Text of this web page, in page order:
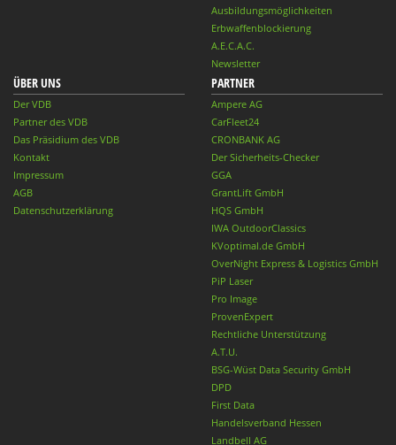
Ausbildungsmöglichkeiten
Erbwaffenblockierung
A.E.C.A.C.
Newsletter
ÜBER UNS
Der VDB
Partner des VDB
Das Präsidium des VDB
Kontakt
Impressum
AGB
Datenschutzerklärung
PARTNER
Ampere AG
CarFleet24
CRONBANK AG
Der Sicherheits-Checker
GGA
GrantLift GmbH
HQS GmbH
IWA OutdoorClassics
KVoptimal.de GmbH
OverNight Express & Logistics GmbH
PiP Laser
Pro Image
ProvenExpert
Rechtliche Unterstützung
A.T.U.
BSG-Wüst Data Security GmbH
DPD
First Data
Handelsverband Hessen
Landbell AG